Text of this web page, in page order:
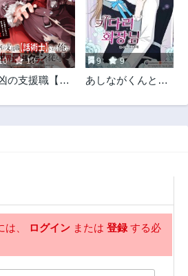
10
の支援職【話
最強クランを
9 9
あしながくんと格
は、 ログイン または 登録する必